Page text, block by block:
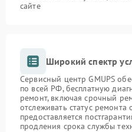
сайте
Широкий спектр
Сервисный центр GMUPS
по всей РФ, бесплатную
ремонт, включая срочный
отслеживать статус ремонта
предоставляется
продления срока службы